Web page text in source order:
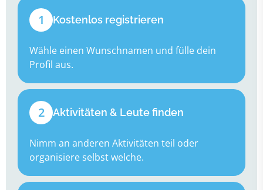
1 Kostenlos registrieren
Wähle einen Wunschnamen und fülle dein
Profil aus.
2 Aktivitäten & Leute finden
Nimm an anderen Aktivitäten teil oder
organisiere selbst welche.